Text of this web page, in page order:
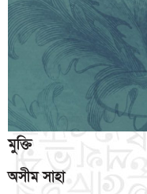
মুক্তি
অসীম সাহা